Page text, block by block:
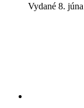
Vydané 8.